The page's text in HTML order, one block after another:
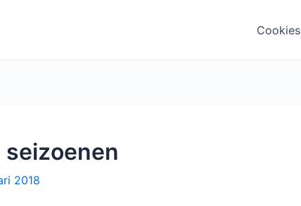
Cookies
2018